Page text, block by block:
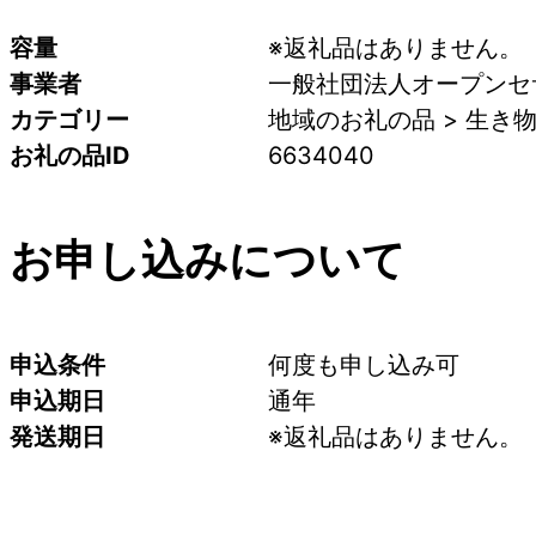
容量
※返礼品はありません。
事業者
一般社団法人オープン
カテゴリー
地域のお礼の品 > 生き物
お礼の品ID
6634040
お申し込みについて
申込条件
何度も申し込み可
申込期日
通年
発送期日
※返礼品はありません。